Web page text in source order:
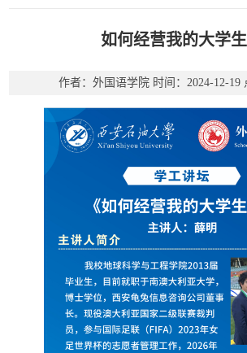
如何经营我的大学
作者：外国语学院 时间：2024-12-19